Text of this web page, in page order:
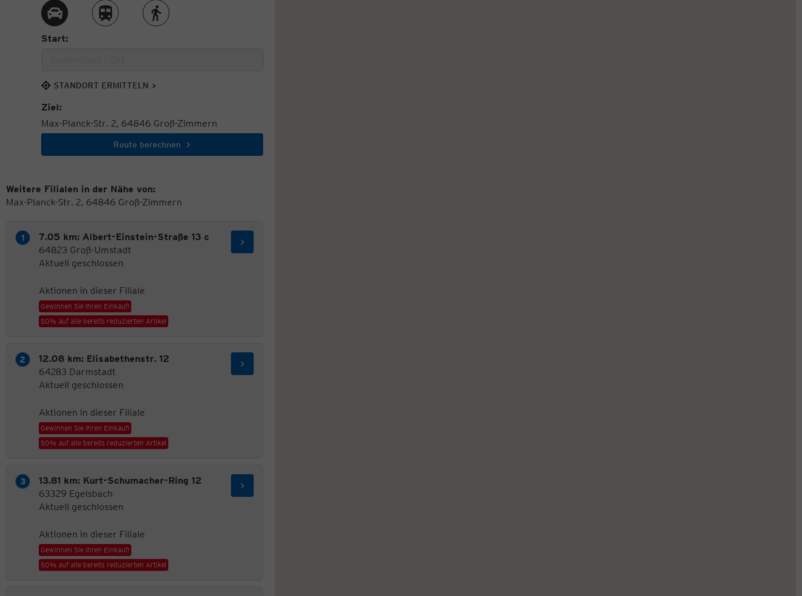
Route per AutoRoute per ZugRoute zu Fuß
Start:
STANDORT ERMITTELN
Ziel:
Max-Planck-Str. 2, 64846 Groß-Zimmern
Route berechnen
Weitere Filialen in der Nähe von:
Max-Planck-Str. 2, 64846 Groß-Zimmern
7.05 km: Albert-Einstein-Straße 13 c
64823 Groß-Umstadt
Aktuell geschlossen
Aktionen in dieser Filiale
Gewinnen Sie Ihren Einkauf!
50% auf alle bereits reduzierten Artikel
12.08 km: Elisabethenstr. 12
64283 Darmstadt
Aktuell geschlossen
Aktionen in dieser Filiale
Gewinnen Sie Ihren Einkauf!
50% auf alle bereits reduzierten Artikel
13.81 km: Kurt-Schumacher-Ring 12
63329 Egelsbach
Aktuell geschlossen
Aktionen in dieser Filiale
Gewinnen Sie Ihren Einkauf!
50% auf alle bereits reduzierten Artikel